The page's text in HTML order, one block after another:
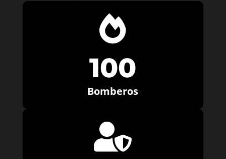

100
Bomberos
